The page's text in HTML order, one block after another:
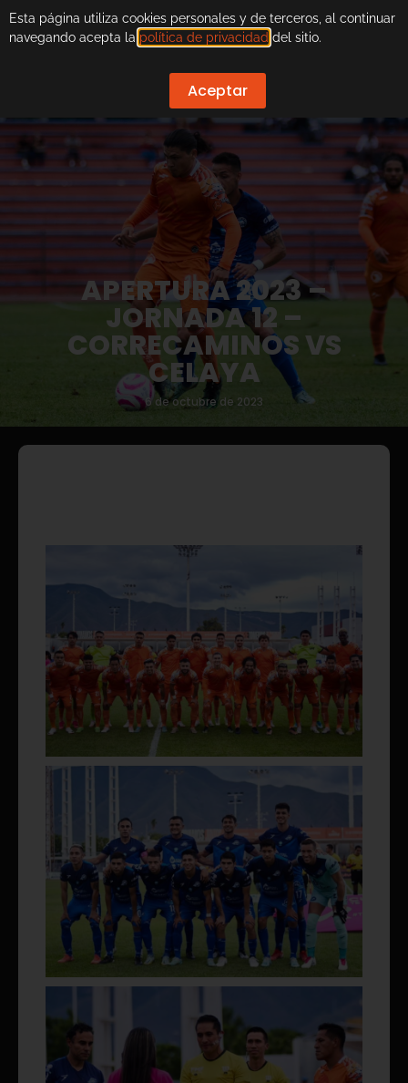
APERTURA 2023 –
JORNADA 12 –
CORRECAMINOS VS
CELAYA
6 de octubre de 2023
Esta página utiliza cookies personales y de terceros, al continuar
navegando acepta la política de privacidad del sitio.
Aceptar